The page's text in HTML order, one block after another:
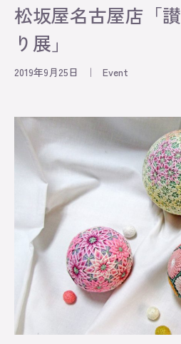
About
松坂屋名古屋店「
り展」
2019年9月25日 ｜ Event